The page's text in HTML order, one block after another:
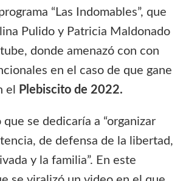
“Las Indomables”, que
Pulido y Patricia Maldonado
donde amenazó con con
en el caso de que gane
el
Plebiscito de 2022.
que se dedicaría a “organizar
de defensa de la libertad,
y la familia”. En este